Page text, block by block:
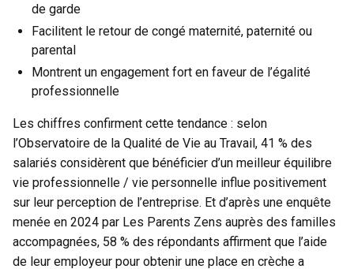
de garde
Facilitent le retour de congé maternité, paternité ou
parental
Montrent un engagement fort en faveur de l’égalité
professionnelle
Les chiffres confirment cette tendance : selon
l’Observatoire de la Qualité de Vie au Travail, 41 % des
salariés considèrent que bénéficier d’un meilleur équilibre
vie professionnelle / vie personnelle influe positivement
sur leur perception de l’entreprise. Et d’après une enquête
menée en 2024 par Les Parents Zens auprès des familles
accompagnées, 58 % des répondants affirment que l’aide
de leur employeur pour obtenir une place en crèche a